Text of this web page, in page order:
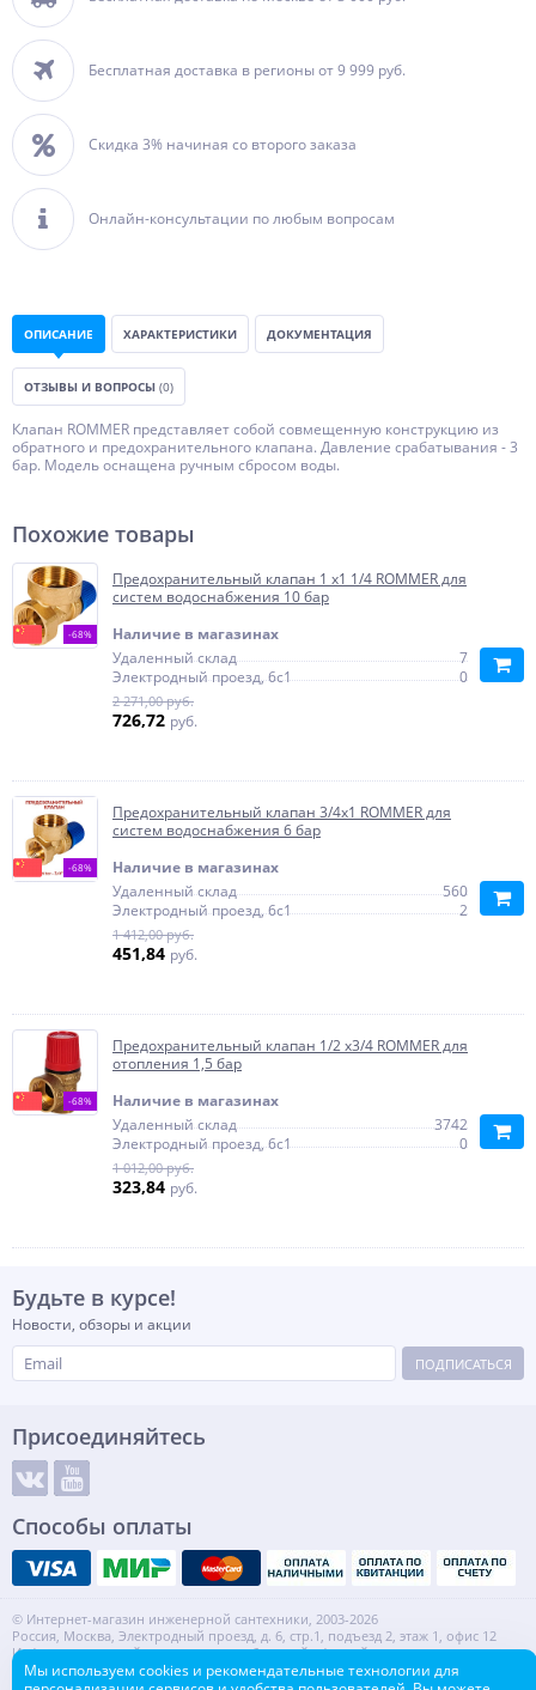
Бесплатная доставка в регионы от 9 999 руб.
Скидка 3% начиная со второго заказа
Онлайн-консультации по любым вопросам
ОПИСАНИЕ ХАРАКТЕРИСТИКИ ДОКУМЕНТАЦИЯ
ОТЗЫВЫ И ВОПРОСЫ (0)
Клапан ROMMER представляет собой совмещенную конструкцию из
обратного и предохранительного клапана. Давление срабатывания - 3
бар. Модель оснащена ручным сбросом воды.
Похожие товары
-68%
Предохранительный клапан 1 x1 1/4 ROMMER для
систем водоснабжения 10 бар
Наличие в магазинах
Удаленный склад
7
Электродный проезд, 6с1
0
2 271,00 руб.
726,72 руб.
-68%
Предохранительный клапан 3/4х1 ROMMER для
систем водоснабжения 6 бар
Наличие в магазинах
Удаленный склад
560
Электродный проезд, 6с1
2
1 412,00 руб.
451,84 руб.
-68%
Предохранительный клапан 1/2 x3/4 ROMMER для
отопления 1,5 бар
Наличие в магазинах
Удаленный склад
3742
Электродный проезд, 6с1
0
1 012,00 руб.
323,84 руб.
Будьте в курсе!
Новости, обзоры и акции
ПОДПИСАТЬСЯ
Присоединяйтесь
Способы оплаты
© Интернет-магазин инженерной сантехники, 2003-2026
Россия, Москва, Электродный проезд, д. 6, стр.1, подъезд 2, этаж 1, офис 12
Информация на сайте не является публичной офертой.
ИНН: 7720553918 КПП: 772001001
Мы используем cookies и рекомендательные технологии для